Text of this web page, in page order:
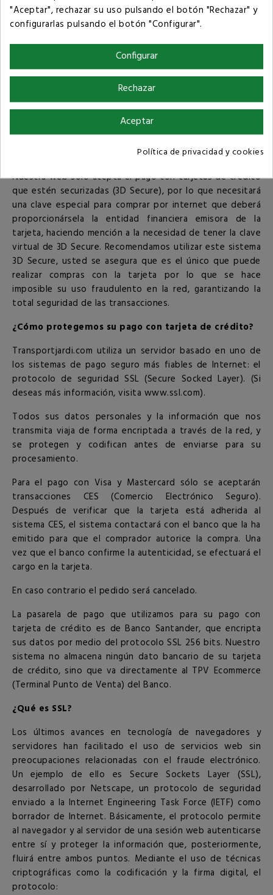
3D Secure es el sistema de pago más seguro con tarjeta
de crédito porque es capaz de autentificar al titular de la
tarjeta, garantiza que el cliente que está usando un
número de tarjeta es realmente el titular de la misma.
Esto se realiza mediante una clave secreta que su propio
banco le facilitará y que sólo conocerá usted, en la
mayoría de los casos esta clave se puede solicitar on-line.
Para más información puede consultar la web de su banco
o ponerse en contacto con él.
Nuestra web sólo acepta el pago con tarjetas de crédito
que estén securizadas (3D Secure), por lo que necesitará
una clave especial para comprar por internet que deberá
proporcionársela la entidad financiera emisora de la
tarjeta, haciendo mención a la necesidad de tener la clave
virtual de 3D Secure. Recomendamos utilizar este sistema
3D Secure, usted se asegura que es el único que puede
realizar compras con la tarjeta por lo que se hace
imposible su uso fraudulento en la red, garantizando la
total seguridad de las transacciones.
¿Cómo protegemos su pago con tarjeta de crédito?
Transportjardi.com utiliza un servidor basado en uno de
los sistemas de pago seguro más fiables de Internet: el
protocolo de seguridad SSL (Secure Socked Layer). (Si
deseas más información, visita www.ssl.com).
Todos sus datos personales y la información que nos
transmita viaja de forma encriptada a través de la red, y
se protegen y codifican antes de enviarse para su
procesamiento.
Para el pago con Visa y Mastercard sólo se aceptarán
transacciones CES (Comercio Electrónico Seguro).
Después de verificar que la tarjeta está adherida al
sistema CES, el sistema contactará con el banco que la ha
emitido para que el comprador autorice la compra. Una
vez que el banco confirme la autenticidad, se efectuará el
cargo en la tarjeta.
En caso contrario el pedido será cancelado.
La pasarela de pago que utilizamos para su pago con
tarjeta de crédito es de Banco Santander, que encripta
sus datos por medio del protocolo SSL 256 bits. Nuestro
sistema no almacena ningún dato bancario de su tarjeta
de crédito, sino que va directamente al TPV Ecommerce
(Terminal Punto de Venta) del Banco.
¿Qué es SSL?
Los últimos avances en tecnología de navegadores y
servidores han facilitado el uso de servicios web sin
preocupaciones relacionadas con el fraude electrónico.
Un ejemplo de ello es Secure Sockets Layer (SSL),
desarrollado por Netscape, un protocolo de seguridad
enviado a la Internet Engineering Task Force (IETF) como
borrador de Internet. Básicamente, el protocolo permite
al navegador y al servidor de una sesión web autenticarse
entre sí y proteger la información que, posteriormente,
fluirá entre ambos puntos. Mediante el uso de técnicas
criptográficas como la codificación y la firma digital, el
protocolo:
"Aceptar", rechazar su uso pulsando el botón "Rechazar" y
configurarlas pulsando el botón "Configurar".
Configurar
Rechazar
Aceptar
Política de privacidad y cookies